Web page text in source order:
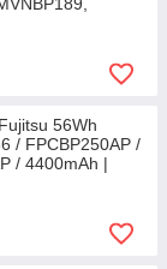
56Wh
/ FPCBP250AP /
/ 4400mAh |